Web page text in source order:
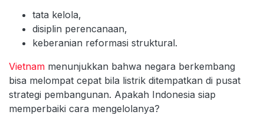
tata kelola,
disiplin perencanaan,
keberanian reformasi struktural.
Vietnam menunjukkan bahwa negara berkembang
bisa melompat cepat bila listrik ditempatkan di pusat
strategi pembangunan. Apakah Indonesia siap
memperbaiki cara mengelolanya?